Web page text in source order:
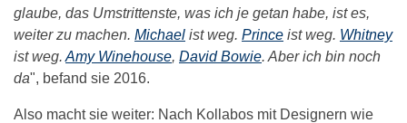
glaube, das Umstrittenste, was ich je getan habe, ist es,
weiter zu machen. Michael ist weg. Prince ist weg. Whitney
ist weg. Amy Winehouse, David Bowie. Aber ich bin noch
da", befand sie 2016.
Also macht sie weiter: Nach Kollabos mit Designern wie